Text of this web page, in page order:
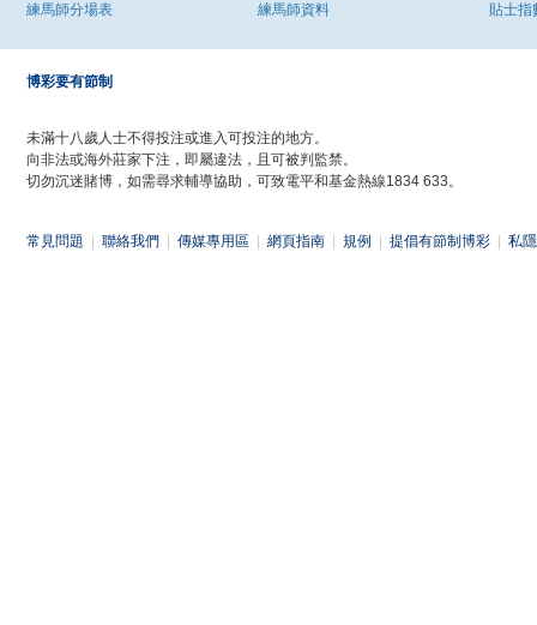
練馬師分場表
練馬師資料
貼士指
博彩要有節制
未滿十八歲人士不得投注或進入可投注的地方。
向非法或海外莊家下注，即屬違法，且可被判監禁。
切勿沉迷賭博，如需尋求輔導協助，可致電平和基金熱線1834 633。
常見問題 聯絡我們 傳媒專用區 網頁指南 規例 提倡有節制博彩 私